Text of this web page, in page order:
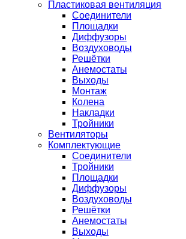
Пластиковая вентиляция
Соединители
Площадки
Диффузоры
Воздуховоды
Решётки
Анемостаты
Выходы
Монтаж
Колена
Накладки
Тройники
Вентиляторы
Комплектующие
Соединители
Тройники
Площадки
Диффузоры
Воздуховоды
Решётки
Анемостаты
Выходы